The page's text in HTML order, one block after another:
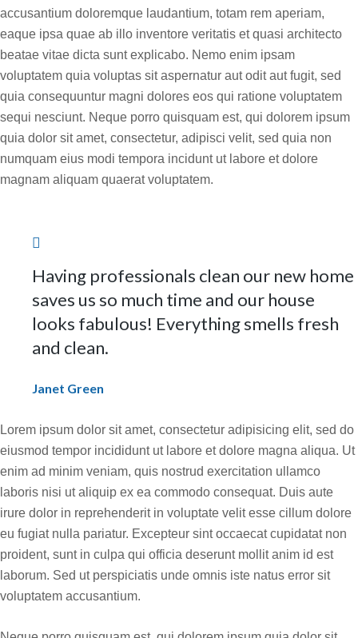
accusantium doloremque laudantium, totam rem aperiam,
eaque ipsa quae ab illo inventore veritatis et quasi architecto
beatae vitae dicta sunt explicabo. Nemo enim ipsam
voluptatem quia voluptas sit aspernatur aut odit aut fugit, sed
quia consequuntur magni dolores eos qui ratione voluptatem
sequi nesciunt. Neque porro quisquam est, qui dolorem ipsum
quia dolor sit amet, consectetur, adipisci velit, sed quia non
numquam eius modi tempora incidunt ut labore et dolore
magnam aliquam quaerat voluptatem.
Having professionals clean our new home
saves us so much time and our house
looks fabulous! Everything smells fresh
and clean.
Janet Green
Lorem ipsum dolor sit amet, consectetur adipisicing elit, sed do
eiusmod tempor incididunt ut labore et dolore magna aliqua. Ut
enim ad minim veniam, quis nostrud exercitation ullamco
laboris nisi ut aliquip ex ea commodo consequat. Duis aute
irure dolor in reprehenderit in voluptate velit esse cillum dolore
eu fugiat nulla pariatur. Excepteur sint occaecat cupidatat non
proident, sunt in culpa qui officia deserunt mollit anim id est
laborum. Sed ut perspiciatis unde omnis iste natus error sit
voluptatem accusantium.